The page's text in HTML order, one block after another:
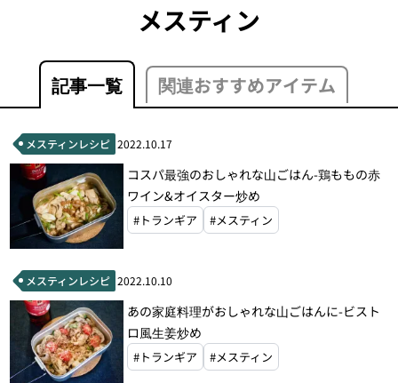
メスティン
記事一覧 関連おすすめアイテム
メスティンレシピ 2022.10.17
コスパ最強のおしゃれな山ごはん-鶏ももの赤
ワイン&オイスター炒め
#トランギア #メスティン
メスティンレシピ 2022.10.10
あの家庭料理がおしゃれな山ごはんに-ビスト
ロ風生姜炒め
#トランギア #メスティン